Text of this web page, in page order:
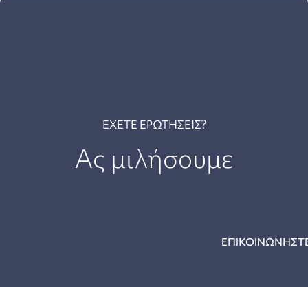
ΕΧΕΤΕ ΕΡΩΤΗΣΕΙΣ?
Ας μιλήσουμε